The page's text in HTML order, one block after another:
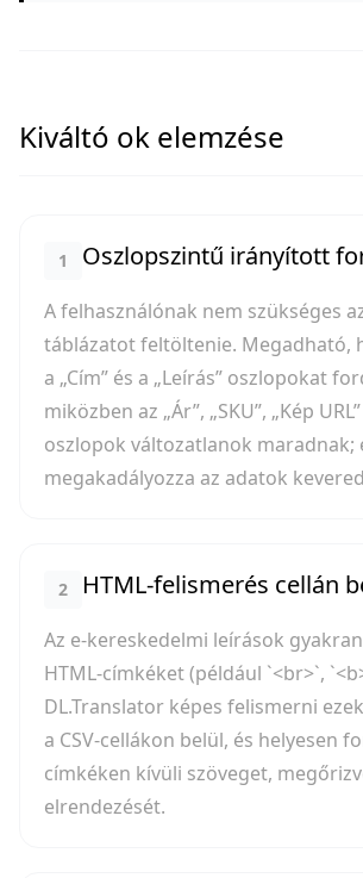
Kiváltó ok elemzése
1 Oszlopszintű irányított
A felhasználónak nem szükséges
táblázatot feltöltenie. Megadható,
a „Cím” és a „Leírás” oszlopokat
miközben az „Ár”, „SKU”, „Kép
oszlopok változatlanok maradnak;
megakadályozza az adatok
2 HTML-felismerés cellán
Az e-kereskedelmi leírások
HTML-címkéket (például `<br>`,
DL.Translator képes felismerni
a CSV-cellákon belül, és helyesen
címkéken kívüli szöveget,
elrendezését.